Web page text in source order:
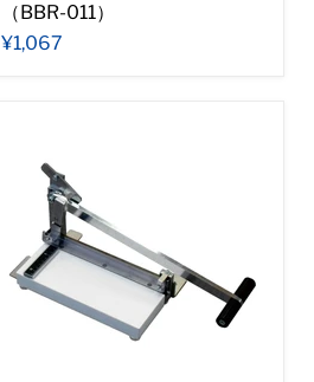
（BBR-011）
¥1,067